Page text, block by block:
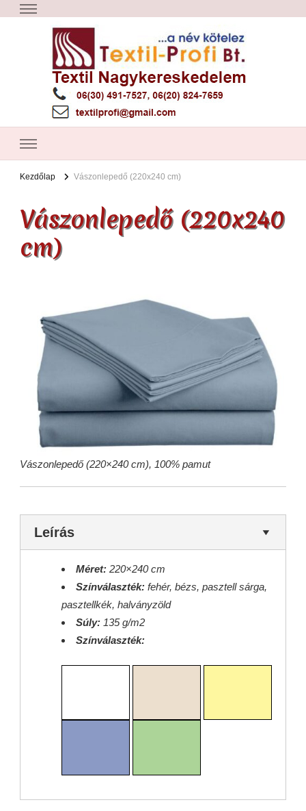
Textil Győr
Textil nagykereskedelem – Győr
Kezdőlap Vászonlepedő (220x240 cm)
Vászonlepedő (220x240
cm)
Vászonlepedő (220×240 cm), 100% pamut
Leírás
Méret: 220×240 cm
Színválaszték: fehér, bézs, pasztell sárga,
pasztellkék, halványzöld
Súly: 135 g/m2
Színválaszték: